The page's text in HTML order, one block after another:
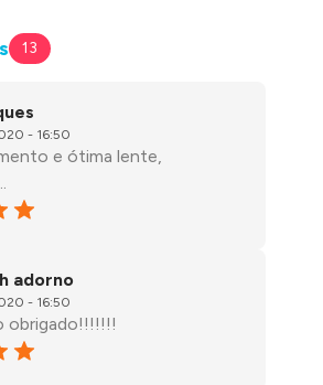
13
- 16:50
e ótima lente,
adorno
- 16:50
obrigado!!!!!!!